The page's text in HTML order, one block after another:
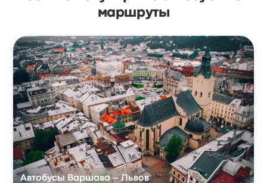
маршруты
Автобусы Варшава – Львов